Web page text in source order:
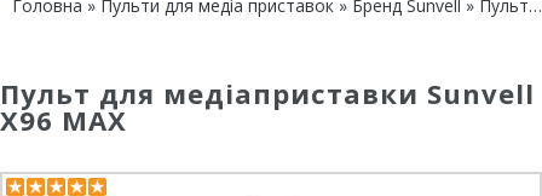
Головна » Пульти для медіа приставок » Бренд Sunvell » Пульт IPTV Sunvell X96 MAX
Пульт для медіаприставки Sunvell
X96 MAX